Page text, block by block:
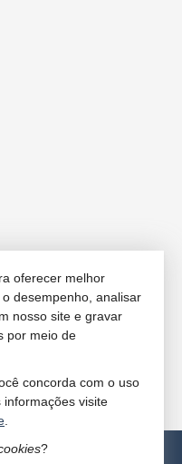
oferecer melhor
desempenho, analisar
nosso site e gravar
por meio de
concorda com o uso
informações visite
?